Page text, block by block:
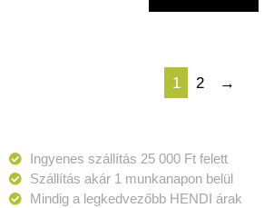
1 2 →
Ingyenes szállítás 25 000 Ft felett
Szállítás akár 1 munkanapon belül
Mindig a legkedvezőbb HENDI árak